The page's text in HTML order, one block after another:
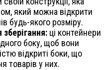
який можна відкрити
будь-якого розміру.
ці контейнери
боку, щоб вони
відкриті боки, що
товарів у них.